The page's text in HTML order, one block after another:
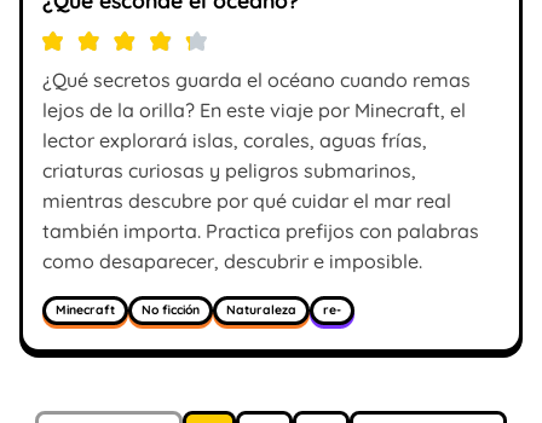
¿Qué secretos guarda el océano cuando remas
lejos de la orilla? En este viaje por Minecraft, el
lector explorará islas, corales, aguas frías,
criaturas curiosas y peligros submarinos,
mientras descubre por qué cuidar el mar real
también importa. Practica prefijos con palabras
como desaparecer, descubrir e imposible.
Minecraft No ficción Naturaleza re-